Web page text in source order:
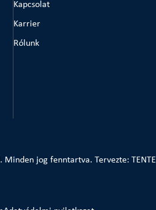
Kapcsolat
Karrier
Rólunk
jog fenntartva. Tervezte: